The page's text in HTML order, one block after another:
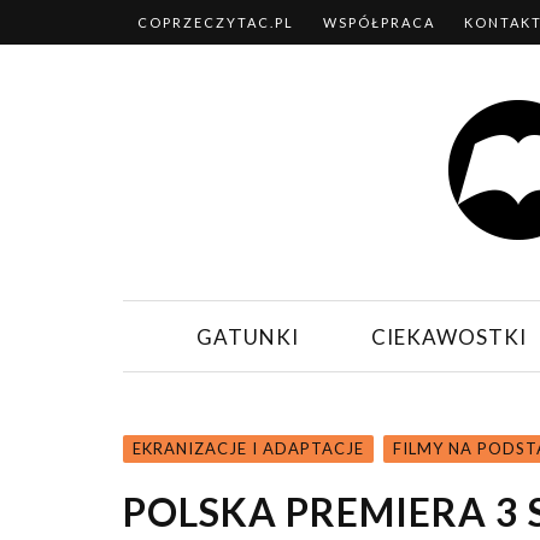
COPRZECZYTAC.PL WSPÓŁPRACA
GATUNKI CIEKAWOSTKI
EKRANIZACJE I ADAPTACJE FILMY NA
POLSKA PREMIERA